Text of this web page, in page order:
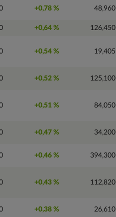
+0,78 % 48,960
+0,64 % 126,450
+0,54 % 19,405
+0,52 % 125,100
+0,51 % 84,050
+0,47 % 34,200
+0,46 % 394,300
+0,43 % 112,820
+0,38 % 26,610